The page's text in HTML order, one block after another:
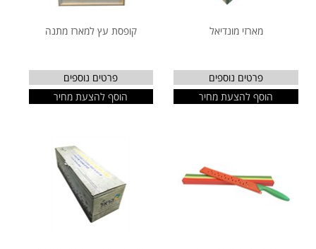
מארזי מונדיאל
פרטים נוספים
הוסף להצעת מחיר
קופסת עץ למארז מתנה
פרטים נוספים
הוסף להצעת מחיר